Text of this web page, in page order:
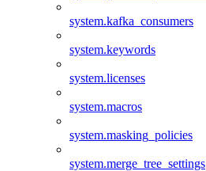
system.kafka_consumers
system.keywords
system.licenses
system.macros
system.masking_policies
system.merge_tree_settings